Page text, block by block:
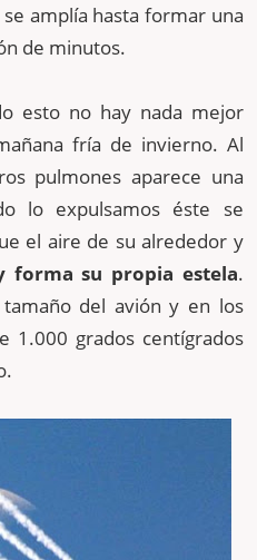
amplía hasta formar una
de minutos.
esto no hay nada mejor
fría de invierno. Al
pulmones aparece una
lo expulsamos éste se
el aire de su alrededor y
forma su propia estela.
del avión y en los
1.000 grados centígrados